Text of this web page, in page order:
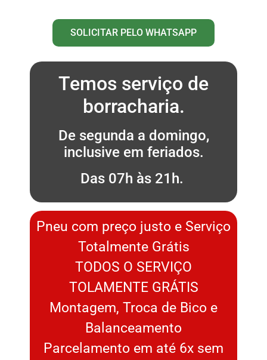
SOLICITAR PELO WHATSAPP
Temos serviço de
borracharia.
De segunda a domingo,
inclusive em feriados.
Das 07h às 21h.
Pneu com preço justo e Serviço
Totalmente Grátis
TODOS O SERVIÇO
TOLAMENTE GRÁTIS
Montagem, Troca de Bico e
Balanceamento
Parcelamento em até 6x sem